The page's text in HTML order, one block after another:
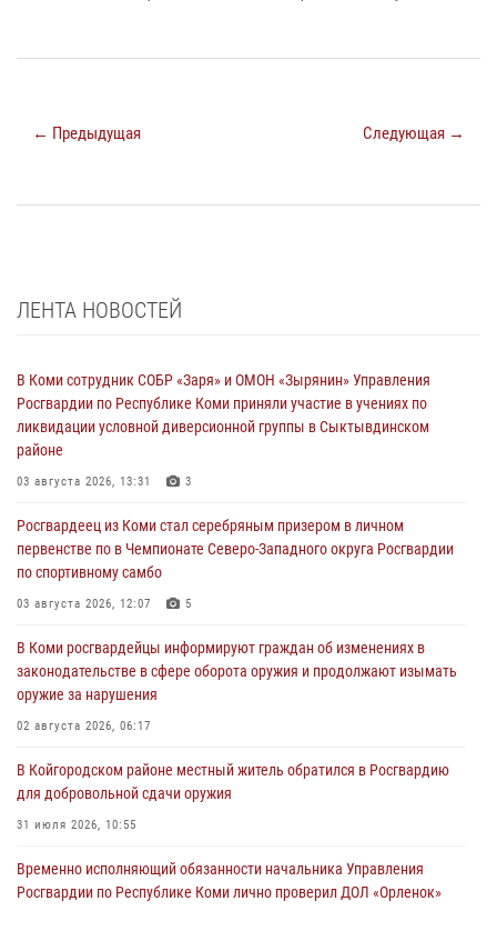
← Предыдущая Следующая →
ЛЕНТА НОВОСТЕЙ
В Коми сотрудник СОБР «Заря» и ОМОН «Зырянин» Управления
Росгвардии по Республике Коми приняли участие в учениях по
ликвидации условной диверсионной группы в Сыктывдинском
районе
03 августа 2026, 13:31 3
Росгвардеец из Коми стал серебряным призером в личном
первенстве по в Чемпионате Северо-Западного округа Росгвардии
по спортивному самбо
03 августа 2026, 12:07 5
В Коми росгвардейцы информируют граждан об изменениях в
законодательстве в сфере оборота оружия и продолжают изымать
оружие за нарушения
02 августа 2026, 06:17
В Койгородском районе местный житель обратился в Росгвардию
для добровольной сдачи оружия
31 июля 2026, 10:55
Временно исполняющий обязанности начальника Управления
Росгвардии по Республике Коми лично проверил ДОЛ «Орленок»